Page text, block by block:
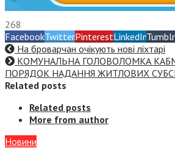
268
FacebookTwitterPinterestLinkedInTumblr
На броварчан очікують нові ліхтарі
КОМУНАЛЬНА ГОЛОВОЛОМКА
ПОРЯДОК НАДАННЯ ЖИТЛОВИХ
Related posts
Related posts
More from author
Новини